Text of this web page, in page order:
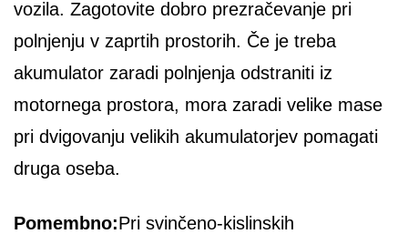
vozila. Zagotovite dobro prezračevanje pri
polnjenju v zaprtih prostorih. Če je treba
akumulator zaradi polnjenja odstraniti iz
motornega prostora, mora zaradi velike mase
pri dvigovanju velikih akumulatorjev pomagati
druga oseba.
Pomembno:Pri svinčeno-kislinskih